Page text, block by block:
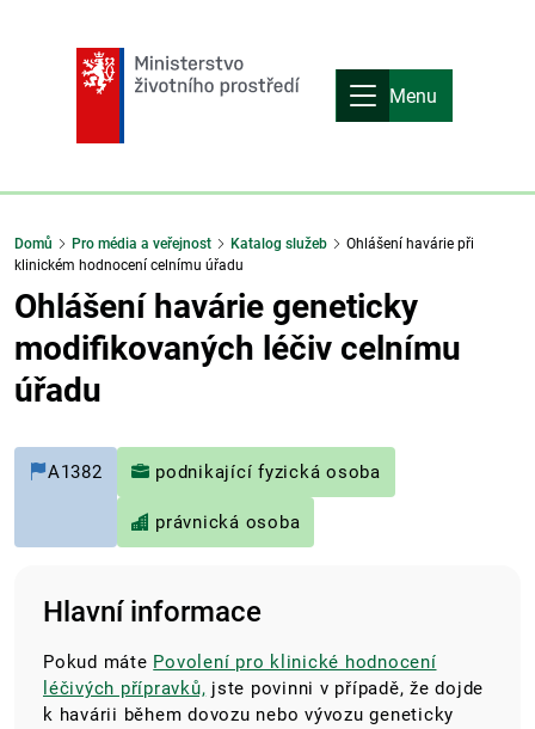
Menu
Domů Pro média a veřejnost Katalog služeb
Ohlášení havárie při
klinickém hodnocení celnímu úřadu
Ohlášení havárie geneticky
modifikovaných léčiv celnímu
úřadu
A1382 podnikající fyzická osoba
právnická osoba
Hlavní informace
Pokud máte Povolení pro klinické hodnocení
léčivých přípravků, jste povinni v případě, že dojde
k havárii během dovozu nebo vývozu geneticky